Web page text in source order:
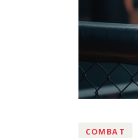
COMBAT